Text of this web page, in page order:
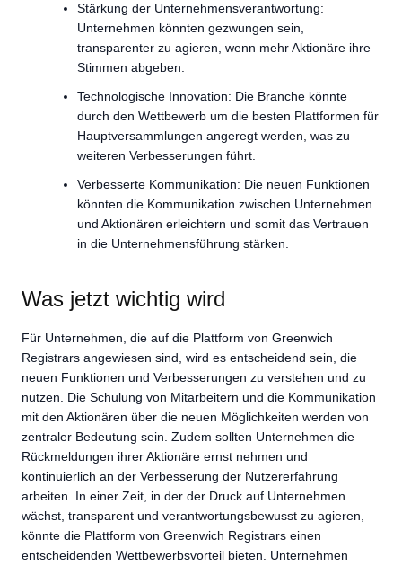
Stärkung der Unternehmensverantwortung:
Unternehmen könnten gezwungen sein,
transparenter zu agieren, wenn mehr Aktionäre ihre
Stimmen abgeben.
Technologische Innovation: Die Branche könnte
durch den Wettbewerb um die besten Plattformen für
Hauptversammlungen angeregt werden, was zu
weiteren Verbesserungen führt.
Verbesserte Kommunikation: Die neuen Funktionen
könnten die Kommunikation zwischen Unternehmen
und Aktionären erleichtern und somit das Vertrauen
in die Unternehmensführung stärken.
Was jetzt wichtig wird
Für Unternehmen, die auf die Plattform von Greenwich
Registrars angewiesen sind, wird es entscheidend sein, die
neuen Funktionen und Verbesserungen zu verstehen und zu
nutzen. Die Schulung von Mitarbeitern und die Kommunikation
mit den Aktionären über die neuen Möglichkeiten werden von
zentraler Bedeutung sein. Zudem sollten Unternehmen die
Rückmeldungen ihrer Aktionäre ernst nehmen und
kontinuierlich an der Verbesserung der Nutzererfahrung
arbeiten. In einer Zeit, in der der Druck auf Unternehmen
wächst, transparent und verantwortungsbewusst zu agieren,
könnte die Plattform von Greenwich Registrars einen
entscheidenden Wettbewerbsvorteil bieten. Unternehmen